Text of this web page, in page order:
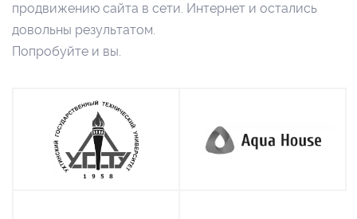
продвижению сайта в сети. Интернет и остались
довольны результатом.
Попробуйте и вы.